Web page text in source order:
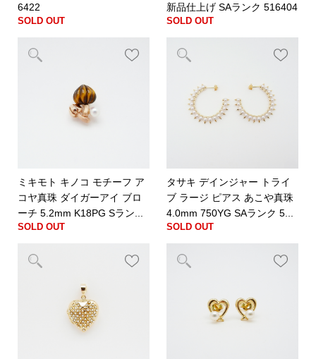
6422
SOLD OUT
新品仕上げ SAランク 516404
SOLD OUT
ミキモト キノコ モチーフ ア
コヤ真珠 ダイガーアイ ブロ
ーチ 5.2mm K18PG Sラン...
SOLD OUT
タサキ デインジャー トライ
ブ ラージ ピアス あこや真珠
4.0mm 750YG SAランク 5...
SOLD OUT